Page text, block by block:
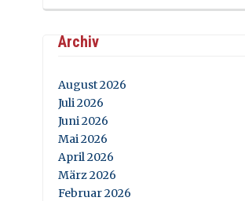
Archiv
August 2026
Juli 2026
Juni 2026
Mai 2026
April 2026
März 2026
Februar 2026